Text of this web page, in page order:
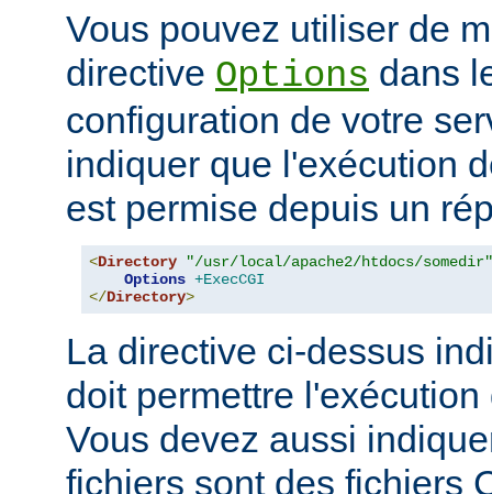
Vous pouvez utiliser de
directive Options dans
configuration de votre
indiquer que l'exécution
est permise depuis un
<Directory
"/usr/local/apache2/htdocs/somedir"
Options +ExecCGI
</Directory>
La directive ci-dessus
doit permettre
Vous devez aussi
fichiers sont des fichiers